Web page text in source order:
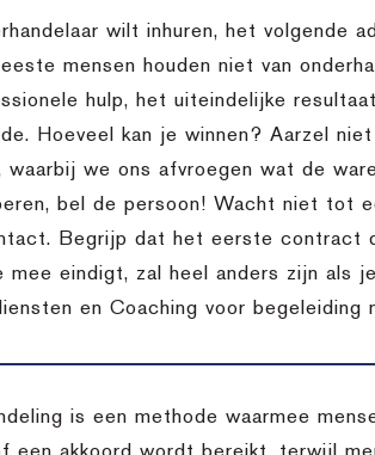
wilt inhuren, het volgende
mensen houden niet van
hulp, het uiteindelijke
Hoeveel kan je winnen? Aarzel
waarbij we ons afvroegen wat de
bel de persoon! Wacht niet tot
Begrijp dat het eerste contract
eindigt, zal heel anders zijn als
en Coaching voor begeleiding
is een methode waarmee